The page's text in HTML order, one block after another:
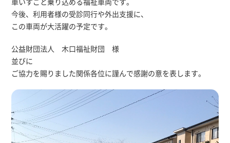
今後、利用者様の受診同行や外出支援に、
この車両が大活躍の予定です。
公益財団法人 木口福祉財団 様
並びに
ご協力を賜りました関係各位に謹んで感謝の意を表します。